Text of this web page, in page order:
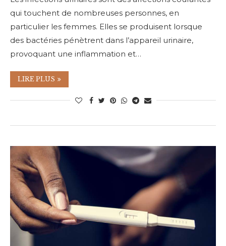
qui touchent de nombreuses personnes, en
particulier les femmes. Elles se produisent lorsque
des bactéries pénètrent dans l’appareil urinaire,
provoquant une inflammation et…
LIRE PLUS